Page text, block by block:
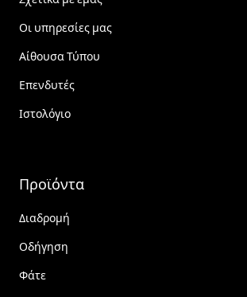
Οι υπηρεσίες μας
Αίθουσα Τύπου
Επενδυτές
Ιστολόγιο
Προϊόντα
Διαδρομή
Οδήγηση
Φάτε